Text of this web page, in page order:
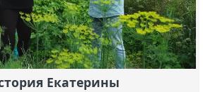
Екатерины